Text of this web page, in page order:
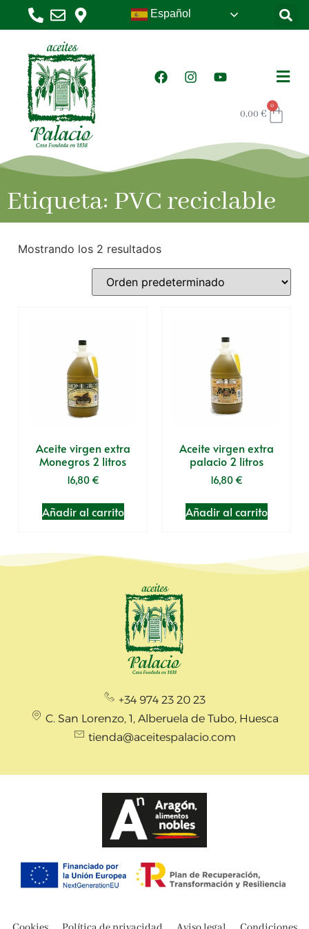
Español
0,00 €
0
Etiqueta: PVC reciclable
Mostrando los 2 resultados
Aceite virgen extra
Monegros 2 litros
16,80 €
Añadir al carrito
Aceite virgen extra
palacio 2 litros
16,80 €
Añadir al carrito
+34 974 23 20 23
C. San Lorenzo, 1, Alberuela de Tubo, Huesca
tienda@aceitespalacio.com